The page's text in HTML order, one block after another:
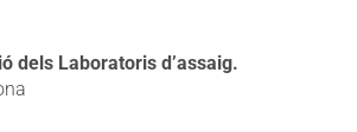
dels Laboratoris d’assaig.